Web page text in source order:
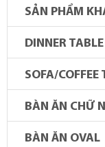
SẢN PHẨM
DINNER TABLE
SOFA/COFFEE
BÀN ĂN CHỮ
BÀN ĂN OVAL